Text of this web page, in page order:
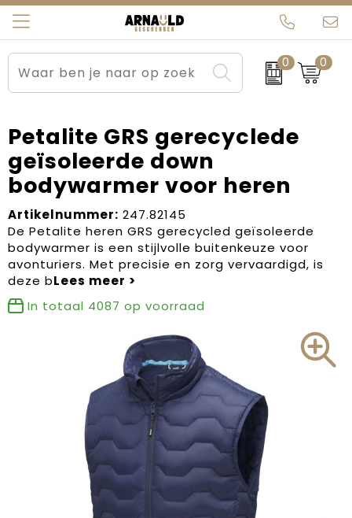
0 0
Relatiegeschenken
Sportkleding
Werkkleding
Kleding en textiel
Tassen
Beurs en Evenementen
Brievenbuspakketten
Carnaval
Dag van de Zorg
Kerstartikelen
Kerstpakketten
Kraamcadeaus
Sinterklaas
Verjaardagen
Voetbal, EK en WK
Voor de bouw
Arnauld Kerstpakketten
MijnEigenKadootje
Ons team
Contact
Blogs
Petalite GRS gerecyclede
geïsoleerde down
bodywarmer voor heren
Artikelnummer: 247.82145
De Petalite heren GRS gerecycled geïsoleerde
bodywarmer is een stijlvolle buitenkeuze voor
avonturiers. Met precisie en zorg vervaardigd, is
deze b
In totaal 4087 op voorraad